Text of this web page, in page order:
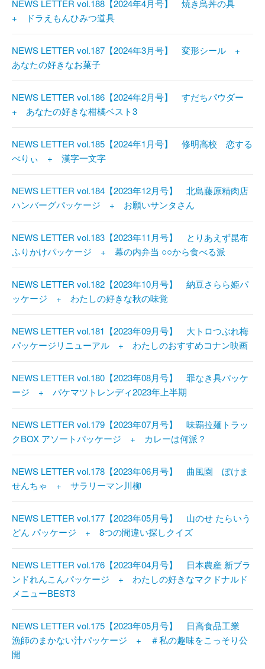
NEWS LETTER vol.188【2024年4月号】 焼き鳥丼の具
+ ドラえもんひみつ道具
NEWS LETTER vol.187【2024年3月号】 変形シール +
あなたの好きなお菓子
NEWS LETTER vol.186【2024年2月号】 すだちパウダー
+ あなたの好きな柑橘ベスト3
NEWS LETTER vol.185【2024年1月号】 修明高校 恋する
べりぃ + 漢字一文字
NEWS LETTER vol.184【2023年12月号】 北島藤原精肉店
ハンバーグパッケージ + お願いサンタさん
NEWS LETTER vol.183【2023年11月号】 とりあえず昆布
ふりかけパッケージ + 幕の内弁当 ○○から食べる派
NEWS LETTER vol.182【2023年10月号】 納豆さらら姫パ
ッケージ + わたしの好きな秋の味覚
NEWS LETTER vol.181【2023年09月号】 大トロつぶれ梅
パッケージリニューアル + わたしのおすすめコナン映画
NEWS LETTER vol.180【2023年08月号】 罪なき具パッケ
ージ + パケマツトレンディ2023年上半期
NEWS LETTER vol.179【2023年07月号】 味覇拉麺トラッ
クBOX アソートパッケージ + カレーは何派？
NEWS LETTER vol.178【2023年06月号】 曲風園 ぼけま
せんちゃ + サラリーマン川柳
NEWS LETTER vol.177【2023年05月号】 山のせ たらいう
どん パッケージ + 8つの間違い探しクイズ
NEWS LETTER vol.176【2023年04月号】 日本農産 新ブラ
ンドれんこんパッケージ + わたしの好きなマクドナルド
メニューBEST3
NEWS LETTER vol.175【2023年05月号】 日高食品工業
漁師のまかない汁パッケージ + ＃私の趣味をこっそり公
開